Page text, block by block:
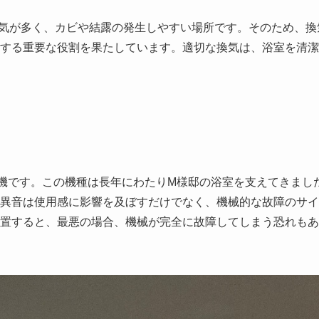
が多く、カビや結露の発生しやすい場所です。そのため、換
る重要な役割を果たしています。適切な換気は、浴室を清
す。この機種は長年にわたりM様邸の浴室を支えてきまし
音は使用感に影響を及ぼすだけでなく、機械的な故障のサ
すると、最悪の場合、機械が完全に故障してしまう恐れも